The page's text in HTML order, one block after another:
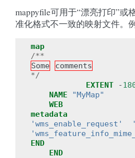
mappyfile可用于“漂亮打印”或
准化格式不一致的映射文件。
map
/**
Some
comments
*/
EXTENT
-
NAME
"MyMap"
WEB
metadata
'wms_enable_request'
END
END